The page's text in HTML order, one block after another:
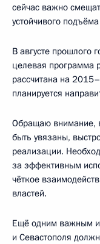
сейчас важно
устойчивого
В августе прошлого
целевая программа
рассчитана на
планируется
Обращаю внимание,
быть увязаны,
реализации.
за эффективным
чёткое
властей.
Ещё одним важным
и Севастополя